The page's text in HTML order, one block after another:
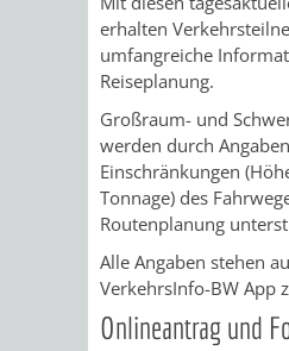
/
FLÜCHTLINGE
AUFGABEN
DER
UNTEREN
IM
BEREICH
erhalten
umfangreiche
Reiseplanung.
Großraum- und
werden durch
Einschränkungen
Tonnage) des
Routenplanung
Alle Angaben stehen
VerkehrsInfo-BW App
Onlineantrag und